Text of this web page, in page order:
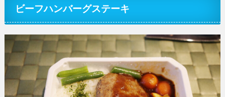
ビーフハンバーグステーキ